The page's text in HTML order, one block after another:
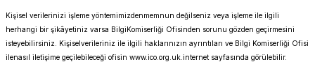
Kişisel verilerinizi işleme yöntemimizdenmemnun değilseniz veya işleme ile ilgili
herhangi bir şikâyetiniz varsa BilgiKomiserliği Ofisinden sorunu gözden geçirmesini
isteyebilirsiniz. Kişiselverileriniz ile ilgili haklarınızın ayrıntıları ve Bilgi Komiserliği Ofisi
ilenasıl iletişime geçilebileceği ofisin www.ico.org.uk. internet sayfasında görülebilir.